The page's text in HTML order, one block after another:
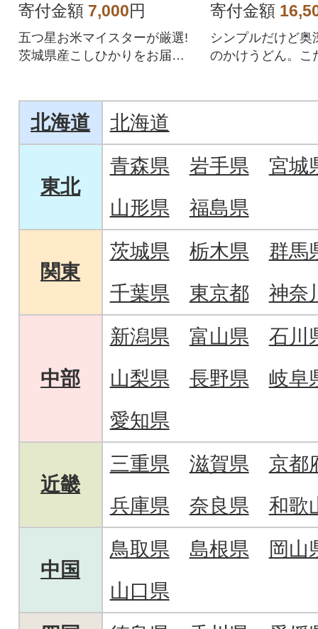
寄付金額 7,000円
五つ星お米マイスターが厳選!
茨城県産こしひかりをお届け
寄付金額
シンプルだけど奥
のかけうどん。こ
北海道 北海道
東北
青森県 岩手県
宮城
山形県
福島県
関東
茨城県 栃木県
群馬
千葉県
東京都 神奈
中部
新潟県 富山県
石川
山梨県
長野県
岐阜
愛知県
近畿
三重県 滋賀県
京都
兵庫県
奈良県 和歌
中国
鳥取県 島根県
岡山
山口県